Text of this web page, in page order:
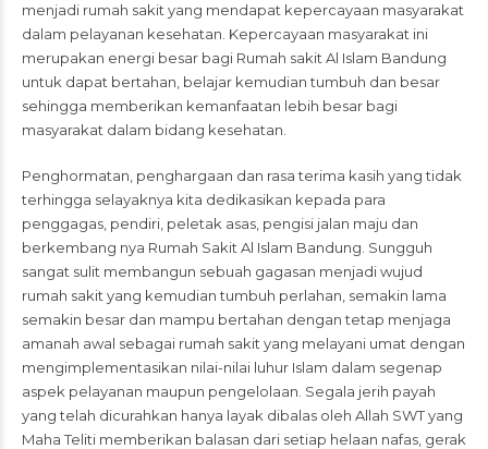
menjadi rumah sakit yang mendapat kepercayaan masyarakat
dalam pelayanan kesehatan. Kepercayaan masyarakat ini
merupakan energi besar bagi Rumah sakit Al Islam Bandung
untuk dapat bertahan, belajar kemudian tumbuh dan besar
sehingga memberikan kemanfaatan lebih besar bagi
masyarakat dalam bidang kesehatan.
Penghormatan, penghargaan dan rasa terima kasih yang tidak
terhingga selayaknya kita dedikasikan kepada para
penggagas, pendiri, peletak asas, pengisi jalan maju dan
berkembang nya Rumah Sakit Al Islam Bandung. Sungguh
sangat sulit membangun sebuah gagasan menjadi wujud
rumah sakit yang kemudian tumbuh perlahan, semakin lama
semakin besar dan mampu bertahan dengan tetap menjaga
amanah awal sebagai rumah sakit yang melayani umat dengan
mengimplementasikan nilai-nilai luhur Islam dalam segenap
aspek pelayanan maupun pengelolaan. Segala jerih payah
yang telah dicurahkan hanya layak dibalas oleh Allah SWT yang
Maha Teliti memberikan balasan dari setiap helaan nafas, gerak